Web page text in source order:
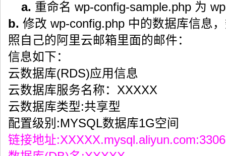
a. 重命名 wp-config-sample.php 为
b. 修改 wp-config.php 中的数据库信息
照自己的阿里云邮箱里面的邮件：
信息如下：
云数据库(RDS)应用信息
云数据库服务名称：XXXXX
云数据库类型:共享型
配置级别:MYSQL数据库1G空间
链接地址:XXXXX.mysql.aliyun.com:3306